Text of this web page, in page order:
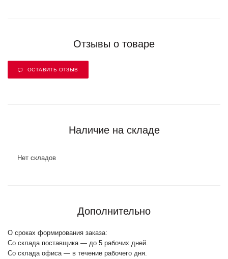
Отзывы о товаре
ОСТАВИТЬ ОТЗЫВ
Наличие на складе
Нет складов
Дополнительно
О сроках формирования заказа:
Со склада поставщика — до 5 рабочих дней.
Со склада офиса — в течение рабочего дня.